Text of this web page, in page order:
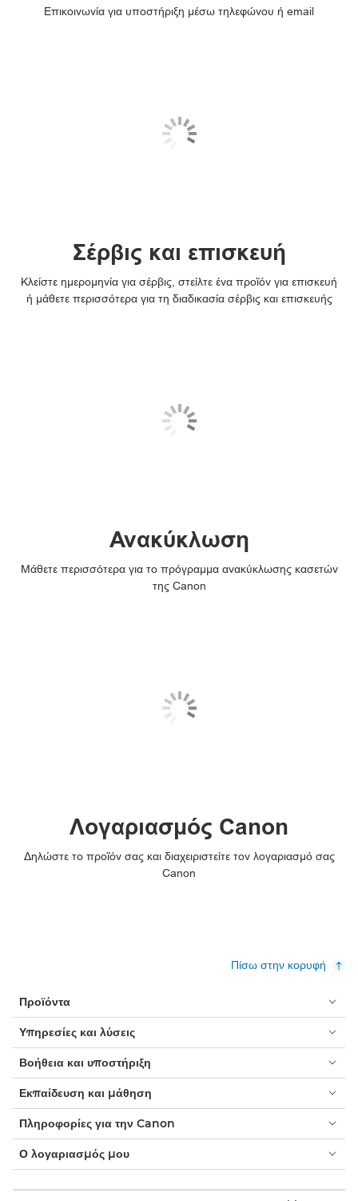
Επικοινωνία για υποστήριξη μέσω τηλεφώνου ή email
Σέρβις και επισκευή
Κλείστε ημερομηνία για σέρβις, στείλτε ένα προϊόν για επισκευή
ή μάθετε περισσότερα για τη διαδικασία σέρβις και επισκευής
Ανακύκλωση
Μάθετε περισσότερα για το πρόγραμμα ανακύκλωσης κασετών
της Canon
Λογαριασμός Canon
Δηλώστε το προϊόν σας και διαχειριστείτε τον λογαριασμό σας
Canon
Πίσω στην κορυφή
Προϊόντα
Υπηρεσίες και λύσεις
Βοήθεια και υποστήριξη
Εκπαίδευση και μάθηση
Πληροφορίες για την Canon
Ο λογαριασμός μου